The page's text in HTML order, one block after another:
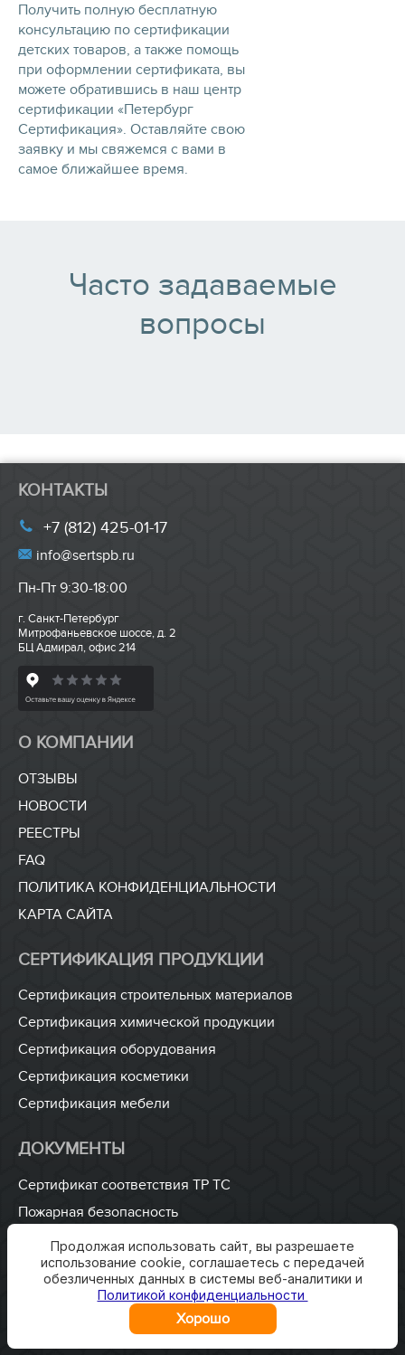
Получить полную бесплатную
консультацию по сертификации
детских товаров, а также помощь
при оформлении сертификата, вы
можете обратившись в наш центр
сертификации «Петербург
Сертификация». Оставляйте свою
заявку и мы свяжемся с вами в
самое ближайшее время.
Часто задаваемые
вопросы
О КОМПАНИИ
ОТЗЫВЫ
НОВОСТИ
РЕЕСТРЫ
FAQ
ПОЛИТИКА КОНФИДЕНЦИАЛЬНОСТИ
КАРТА САЙТА
СЕРТИФИКАЦИЯ ПРОДУКЦИИ
Сертификация строительных материалов
Сертификация химической продукции
Сертификация оборудования
Сертификация косметики
Сертификация мебели
ДОКУМЕНТЫ
Сертификат соответствия ТР ТС
Пожарная безопасность
ISO 9001
Разработка технических условий
Разработка паспорта безопасности
КОНТАКТЫ
+7 (812) 425-01-17
info@sertspb.ru
Пн-Пт 9:30-18:00
г. Санкт-Петербург
Митрофаньевское шоссе, д. 2
БЦ Адмирал, офис 214
Продолжая использовать сайт, вы разрешаете
использование cookie, соглашаетесь с передачей
обезличенных данных в системы веб-аналитики и
Политикой конфиденциальности
Хорошо